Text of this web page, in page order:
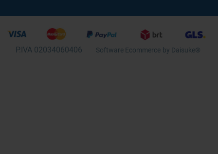
P.IVA 02034060406 Software Ecommerce by Daisuke®